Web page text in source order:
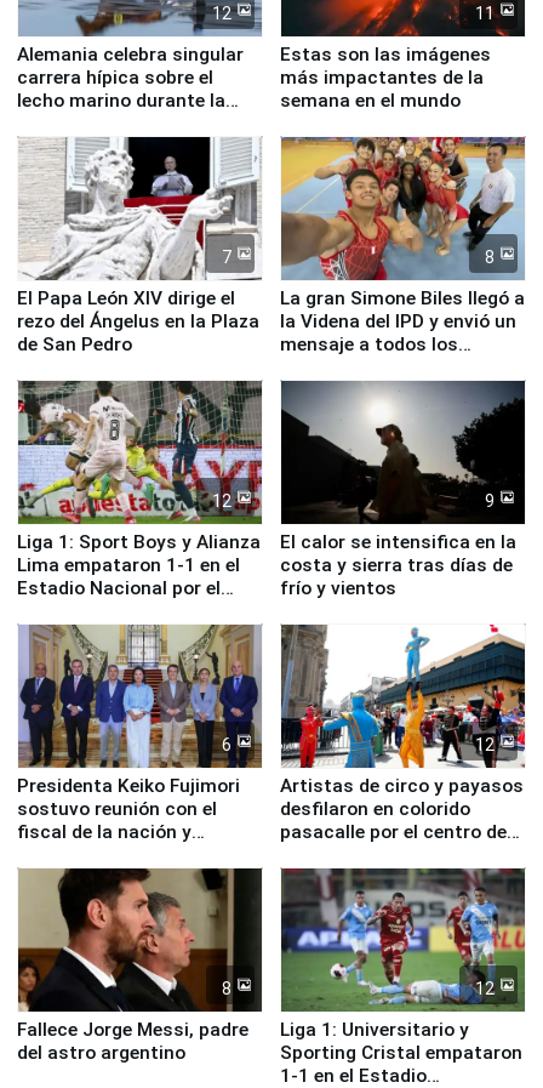
12
Alemania celebra singular
carrera hípica sobre el
lecho marino durante la
11
Estas son las imágenes
más impactantes de la
semana en el mundo
7
El Papa León XIV dirige el
rezo del Ángelus en la Plaza
de San Pedro
8
La gran Simone Biles llegó a
la Videna del IPD y envió un
mensaje a todos los
12
Liga 1: Sport Boys y Alianza
Lima empataron 1-1 en el
Estadio Nacional por el
9
El calor se intensifica en la
costa y sierra tras días de
frío y vientos
6
Presidenta Keiko Fujimori
sostuvo reunión con el
fiscal de la nación y
12
Artistas de circo y payasos
desfilaron en colorido
pasacalle por el centro de
8
Fallece Jorge Messi, padre
del astro argentino
12
Liga 1: Universitario y
Sporting Cristal empataron
1-1 en el Estadio